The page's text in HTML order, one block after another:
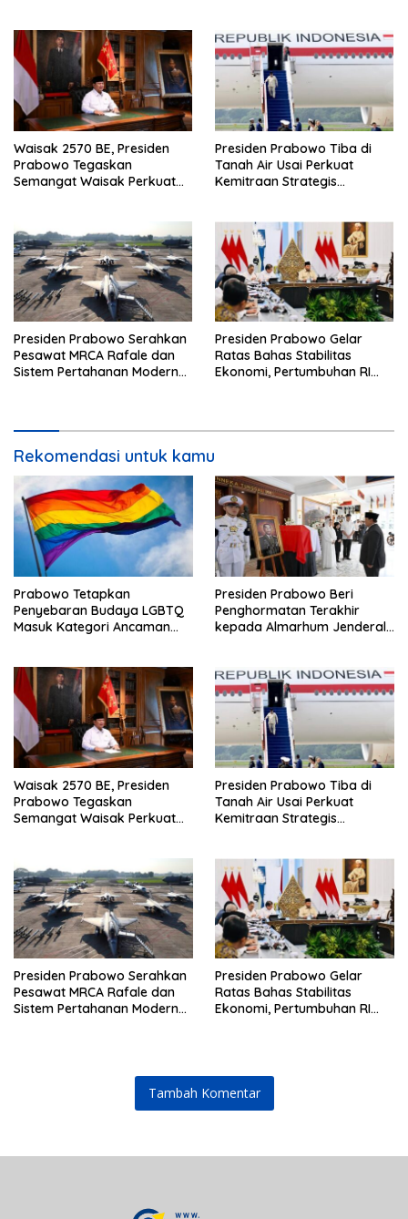
Waisak 2570 BE, Presiden
Prabowo Tegaskan
Semangat Waisak Perkuat
Presiden Prabowo Tiba di
Tanah Air Usai Perkuat
Kemitraan Strategis
Presiden Prabowo Serahkan
Pesawat MRCA Rafale dan
Sistem Pertahanan Modern
Presiden Prabowo Gelar
Ratas Bahas Stabilitas
Ekonomi, Pertumbuhan RI
Rekomendasi untuk kamu
Prabowo Tetapkan
Penyebaran Budaya LGBTQ
Masuk Kategori Ancaman
Presiden Prabowo Beri
Penghormatan Terakhir
kepada Almarhum Jenderal
Waisak 2570 BE, Presiden
Prabowo Tegaskan
Semangat Waisak Perkuat
Presiden Prabowo Tiba di
Tanah Air Usai Perkuat
Kemitraan Strategis
Presiden Prabowo Serahkan
Pesawat MRCA Rafale dan
Sistem Pertahanan Modern
Presiden Prabowo Gelar
Ratas Bahas Stabilitas
Ekonomi, Pertumbuhan RI
Tambah Komentar